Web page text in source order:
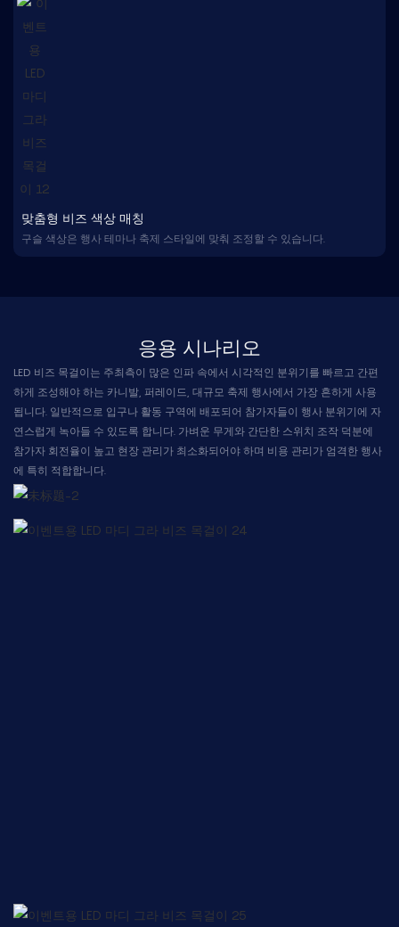
맞춤형 비즈 색상 매칭
구슬 색상은 행사 테마나 축제 스타일에 맞춰 조정할 수 있습니다.
응용 시나리오
LED 비즈 목걸이는 주최측이 많은 인파 속에서 시각적인 분위기를 빠르고 간편
하게 조성해야 하는 카니발, 퍼레이드, 대규모 축제 행사에서 가장 흔하게 사용
됩니다. 일반적으로 입구나 활동 구역에 배포되어 참가자들이 행사 분위기에 자
연스럽게 녹아들 수 있도록 합니다. 가벼운 무게와 간단한 스위치 조작 덕분에
참가자 회전율이 높고 현장 관리가 최소화되어야 하며 비용 관리가 엄격한 행사
에 특히 적합합니다.